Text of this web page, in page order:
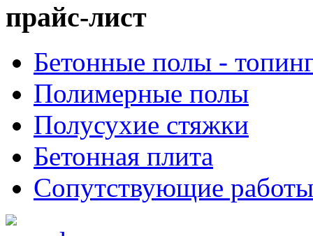
прайс-лист
Бетонные полы -
Полимерные полы
Полусухие стяжки
Бетонная плита
Сопутствующие работы